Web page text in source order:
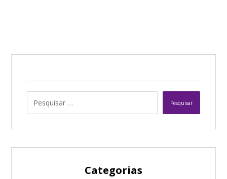
Pesquisar
Categorias